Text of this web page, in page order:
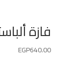
فازة ألباستر
EGP640.00